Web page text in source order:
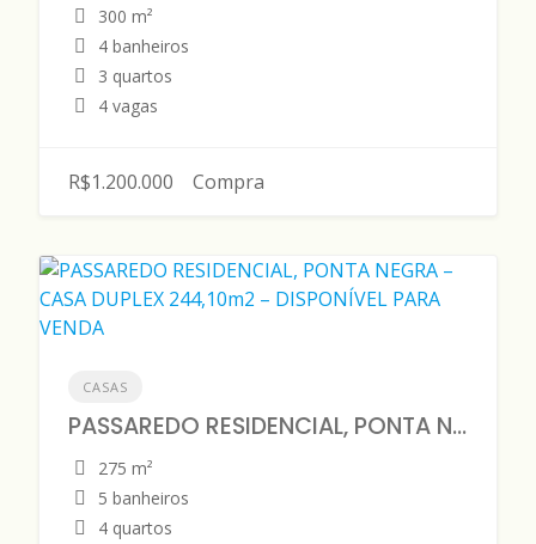
300 m²
4 banheiros
3 quartos
4 vagas
R$1.200.000 Compra
CASAS
PASSAREDO RESIDENCIAL, PONTA NEGRA – CASA DUPLEX 244,10m2 – DISPONÍVEL PARA VENDA
275 m²
5 banheiros
4 quartos